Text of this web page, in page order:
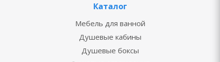
Каталог
Мебель для ванной
Душевые кабины
Душевые боксы